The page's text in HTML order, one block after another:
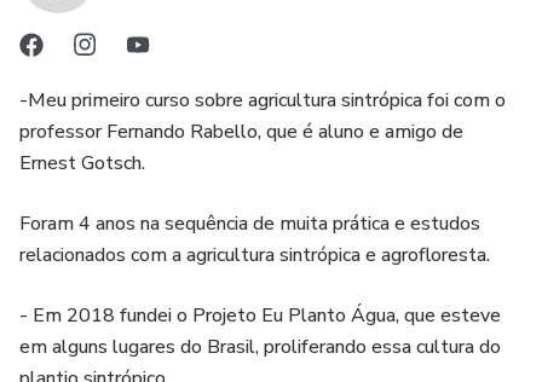
seu terreno nunca mais será o mesmo!
-Meu primeiro curso sobre agricultura sintrópica foi com o
professor Fernando Rabello, que é aluno e amigo de
Ernest Gotsch.
Foram 4 anos na sequência de muita prática e estudos
relacionados com a agricultura sintrópica e agrofloresta.
- Em 2018 fundei o Projeto Eu Planto Água, que esteve
em alguns lugares do Brasil, proliferando essa cultura do